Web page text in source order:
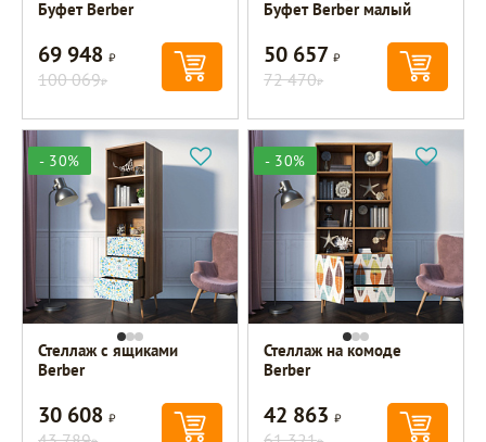
Буфет Berber
69 948Р
100 069Р
Буфет Berber малый
50 657Р
72 470Р
- 30%
Стеллаж с ящиками
Berber
30 608Р
- 30%
Стеллаж на комоде
Berber
42 863Р